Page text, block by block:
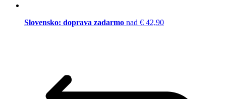
Slovensko: doprava zadarmo nad € 42,90